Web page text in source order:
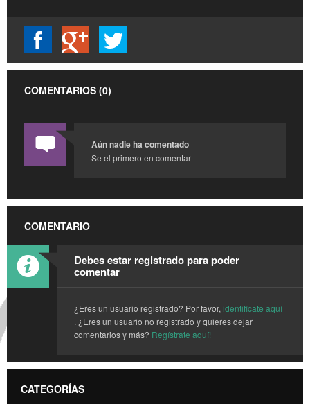
COMENTARIOS (0)
Aún nadie ha comentado
Se el primero en comentar
COMENTARIO
Debes estar registrado para poder
comentar
¿Eres un usuario registrado? Por favor, identifícate aquí
. ¿Eres un usuario no registrado y quieres dejar
comentarios y más? Regístrate aquí!
CATEGORÍAS